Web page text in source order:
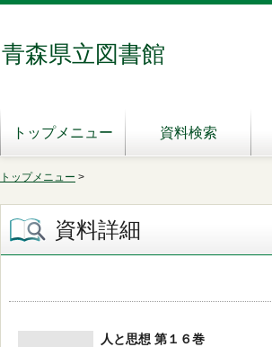
青森県立図書館
トップメニュー 資料検索
トップメニュー >
資料詳細
人と思想 第１６巻